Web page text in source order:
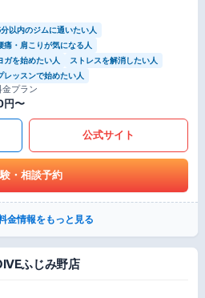
以内のジムに通いたい人
痛・肩こりが気になる人
ガを始めたい人
ストレスを解消したい人
レッスンで始めたい人
プラン
〜
公式サイト
・相談予約
金情報をもっと見る
ふじみ野店